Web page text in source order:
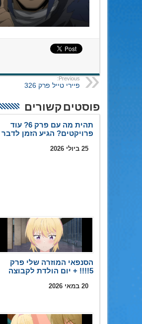
Previous:
פיירי טייל פרק 326
פוסטים קשורים
תהית מה עם פרק 6? עוד
פרויקטים? הגיע הזמן לדבר
25 ביולי 2026
הסנפאי המוזרה שלי פרק
5!!!! + יום הולדת לקבוצה
20 במאי 2026